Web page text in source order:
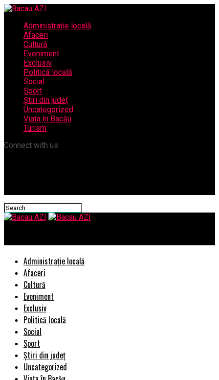
Administrație locală
Afaceri
Cultură
Eveniment
Exclusiv
Politică locală
Social
Sport
Știri din județ
Uncategorized
Viața în Bacău
Turism
Connect with us
Administrație locală
Afaceri
Cultură
Eveniment
Exclusiv
Politică locală
Social
Sport
Știri din județ
Uncategorized